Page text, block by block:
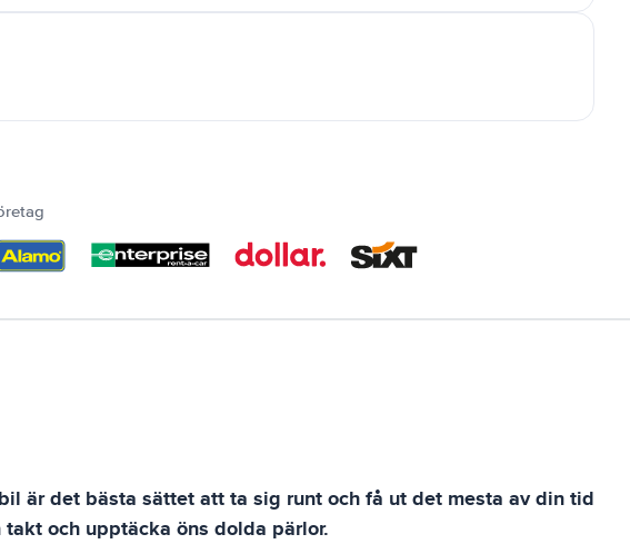
är det bästa sättet att ta sig runt och få ut det mesta av din tid
och upptäcka öns dolda pärlor.